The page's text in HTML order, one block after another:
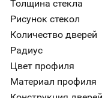
Толщина стекла
Рисунок стекол
Количество дверей
Радиус
Цвет профиля
Материал профиля